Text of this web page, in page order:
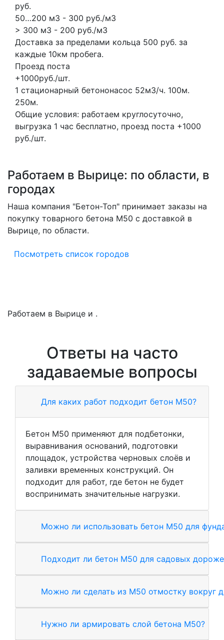
руб.
50…200 м3 - 300 руб./м3
> 300 м3 - 200 руб./м3
Доставка за пределами кольца 500 руб. за
каждые 10км пробега.
Проезд поста
+1000руб./шт.
1 стационарный бетононасос 52м3/ч. 100м.
250м.
Общие условия: работаем круглосуточно,
выгрузка 1 час бесплатно, проезд поста +1000
руб./шт.
Работаем в Вырице: по области, в
городах
Наша компания "Бетон-Топ" принимает заказы на
покупку товарного бетона M50 с доставкой в
Вырице, по области.
Посмотреть список городов
Работаем в Вырице и .
Ответы на часто
задаваемые вопросы
Для каких работ подходит бетон М50?
Бетон М50 применяют для подбетонки,
выравнивания оснований, подготовки
площадок, устройства черновых слоёв и
заливки временных конструкций. Он
подходит для работ, где бетон не будет
воспринимать значительные нагрузки.
Можно ли использовать бетон М50 для
Подходит ли бетон М50 для садовых
Можно ли сделать из М50 отмостку вокруг
Нужно ли армировать слой бетона М50?